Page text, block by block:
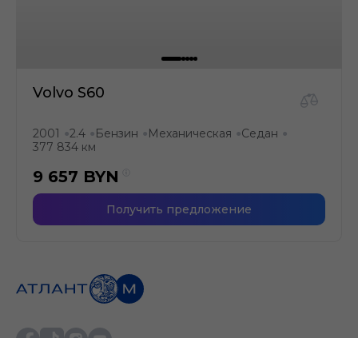
Volvo S60
2001 ●2.4 ● Бензин ● Механическая ●Седан ●
377 834 км
9 657 BYN
Получить предложение